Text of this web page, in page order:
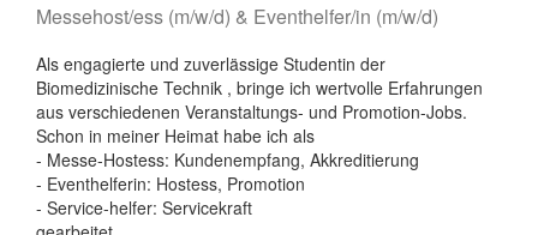
Messehost/ess (m/w/d) & Eventhelfer/in (m/w/d)
Als engagierte und zuverlässige Studentin der
Biomedizinische Technik , bringe ich wertvolle Erfahrungen
aus verschiedenen Veranstaltungs- und Promotion-Jobs.
Schon in meiner Heimat habe ich als
- Messe-Hostess: Kundenempfang, Akkreditierung
- Eventhelferin: Hostess, Promotion
- Service-helfer: Servicekraft